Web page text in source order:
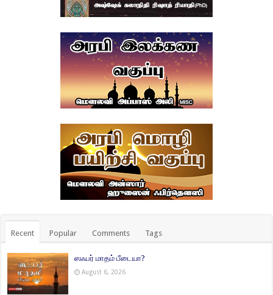
Recent Popular Comments Tags
ஸஃபர் மாதம் பீடையா?
August 6, 2026